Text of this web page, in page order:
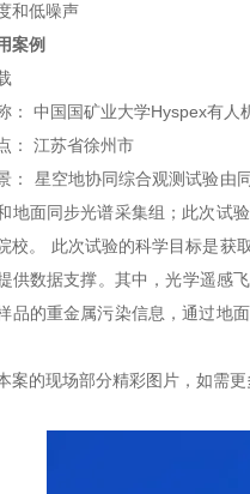
和低噪声
案例
： 中国国矿业大学Hyspex有人
： 江苏省徐州市
： 星空地协同综合观测试验由
地面同步光谱采集组；此次试
校。 此次试验的科学目标是获
供数据支撑。其中，光学遥感
品的重金属污染信息，通过地
案的现场部分精彩图片，如需